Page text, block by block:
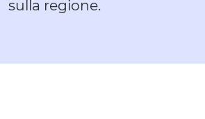
sulla regione.